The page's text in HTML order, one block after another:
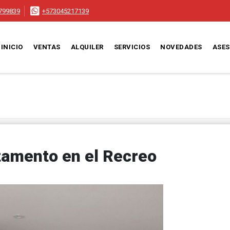
+573045217139
INICIO VENTAS ALQUILER SERVICIOS NOVEDADES
en el Recreo